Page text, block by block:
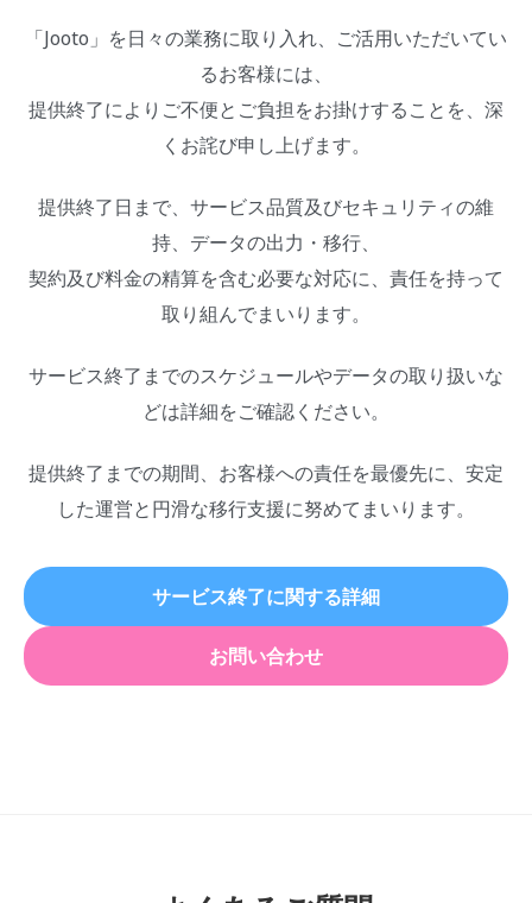
「Jooto」を日々の業務に取り入れ、ご活用いただいてい
るお客様には、
提供終了によりご不便とご負担をお掛けすることを、深
くお詫び申し上げます。
提供終了日まで、サービス品質及びセキュリティの維
持、データの出力・移行、
契約及び料金の精算を含む必要な対応に、責任を持って
取り組んでまいります。
サービス終了までのスケジュールやデータの取り扱いな
どは詳細をご確認ください。
提供終了までの期間、お客様への責任を最優先に、安定
した運営と円滑な移行支援に努めてまいります。
サービス終了に関する詳細
お問い合わせ